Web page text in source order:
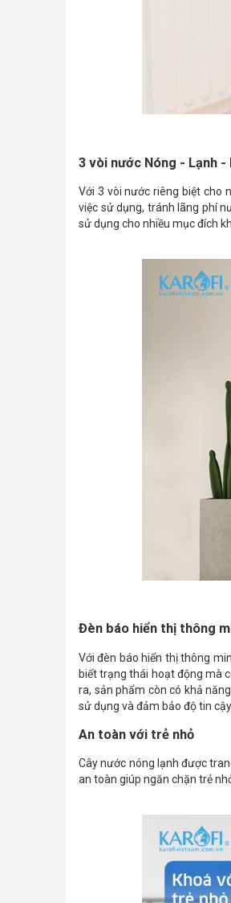
3 vòi nước Nóng - Lạnh -
Với 3 vòi nước riêng biệt cho
việc sử dụng, tránh lãng phí
sử dụng cho nhiều mục đích
Đèn báo hiển thị thông
Với đèn báo hiển thị thông
biết trạng thái hoạt động mà
ra, sản phẩm còn có khả
sử dụng và đảm bảo độ tin
An toàn với trẻ nhỏ
Cây nước nóng lạnh được
an toàn giúp ngăn chặn trẻ